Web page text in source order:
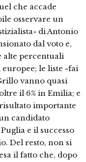
che accade
osservare un
di Antonio
dal voto e,
alte percentuali
le liste «fai
vanno quasi
il 6% in Emilia; e
importante
candidato
e il successo
Del resto, non si
il fatto che, dopo